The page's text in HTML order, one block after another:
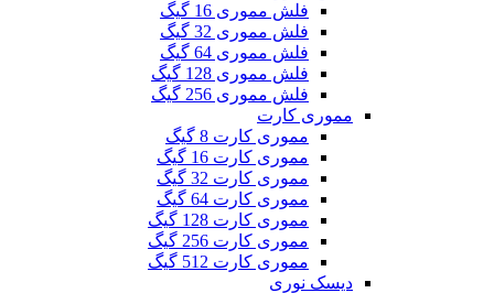
فلش مموری 16 گیگ
فلش مموری 32 گیگ
فلش مموری 64 گیگ
فلش مموری 128 گیگ
فلش مموری 256 گیگ
مموری کارت
مموری کارت 8 گیگ
مموری کارت 16 گیگ
مموری کارت 32 گیگ
مموری کارت 64 گیگ
مموری کارت 128 گیگ
مموری کارت 256 گیگ
مموری کارت 512 گیگ
دیسک نوری